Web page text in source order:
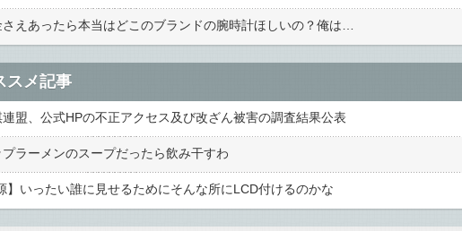
さえあったら本当はどこのブランドの腕時計ほしいの？俺は…
スメ記事
連盟、公式HPの不正アクセス及び改ざん被害の調査結果公表
プラーメンのスープだったら飲み干すわ
】いったい誰に見せるためにそんな所にLCD付けるのかな